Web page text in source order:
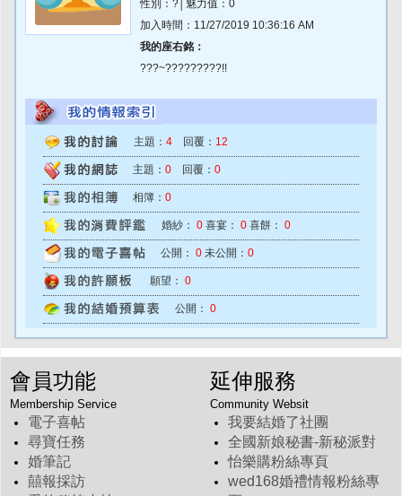
性別：?│魅力值：0
加入時間：11/27/2019 10:36:16 AM
我的座右銘：
???~?????????!!
主題： 4 回覆： 12
主題： 0 回覆： 0
相簿： 0
婚紗： 0 喜宴： 0 喜餅： 0
公開： 0 未公開： 0
願望： 0
公開： 0
會員功能
Membership Service
電子喜帖
尋寶任務
婚筆記
囍報採訪
延伸服務
Community Websit
我要結婚了社團
全國新娘秘書-新秘派對
怡樂購粉絲專頁
wed168婚禮情報粉絲專